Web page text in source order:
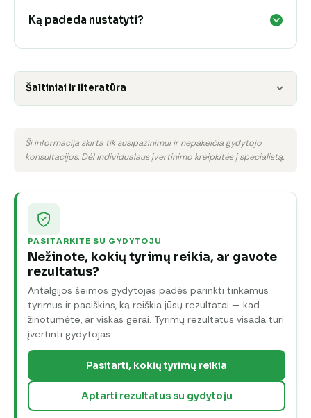
Ką padeda nustatyti?
Šaltiniai ir literatūra
Ši informacija skirta tik susipažinimui ir nepakeičia gydytojo
konsultacijos. Dėl individualaus įvertinimo kreipkitės į specialistą.
PASITARKITE SU GYDYTOJU
Nežinote, kokių tyrimų reikia, ar gavote
rezultatus?
Antalgijos šeimos gydytojas padės parinkti tinkamus
tyrimus ir paaiškins, ką reiškia jūsų rezultatai — kad
žinotumėte, ar viskas gerai. Tyrimų rezultatus visada turi
įvertinti gydytojas.
Pasitarti, kokių tyrimų reikia
Aptarti rezultatus su gydytoju